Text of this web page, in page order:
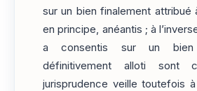
sur un bien finalement attribué
en principe, anéantis ; à
a consentis sur un
définitivement alloti sont
jurisprudence veille toutefois